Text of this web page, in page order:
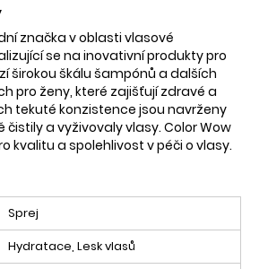
značka v oblasti vlasové
se na inovativní produkty pro
širokou škálu šampónů a dalších
pro ženy, které zajišťují zdravé a
tekuté konzistence jsou navrženy
čistily a vyživovaly vlasy. Color Wow
kvalitu a spolehlivost v péči o vlasy.
Sprej
Hydratace, Lesk vlasů